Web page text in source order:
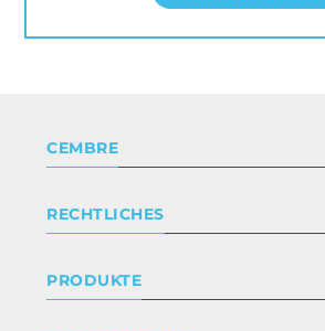
CEMBRE
Zertifizierung
Arbeite mit uns
RECHTLICHES
Geschäftsbedingungen
PRODUKTE